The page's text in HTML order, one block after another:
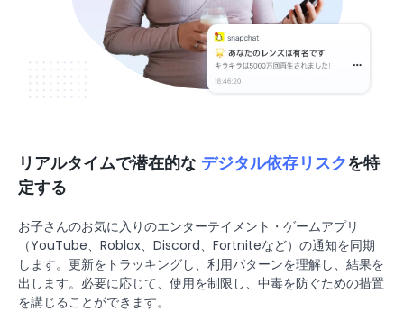
リアルタイムで潜在的な デジタル依存リスクを特
定する
お子さんのお気に入りのエンターテイメント・ゲームアプリ
（YouTube、Roblox、Discord、Fortniteなど）の通知を同期
します。更新をトラッキングし、利用パターンを理解し、結果を
出します。必要に応じて、使用を制限し、中毒を防ぐための措置
を講じることができます。